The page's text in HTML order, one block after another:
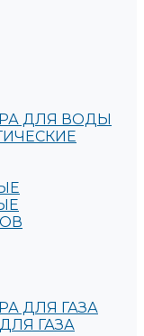
ДЛЯ ВОДЫ
ДЛЯ ГАЗА
ГАЗА